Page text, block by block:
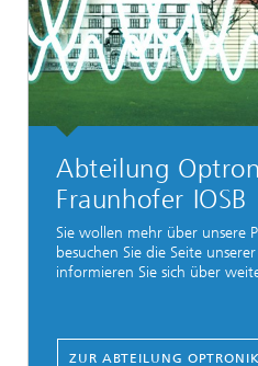
Abteilung
Fraunhofer IOSB
Sie wollen mehr über unsere
besuchen Sie die Seite
informieren Sie sich über
ZUR ABTEILUNG OPTRONIK